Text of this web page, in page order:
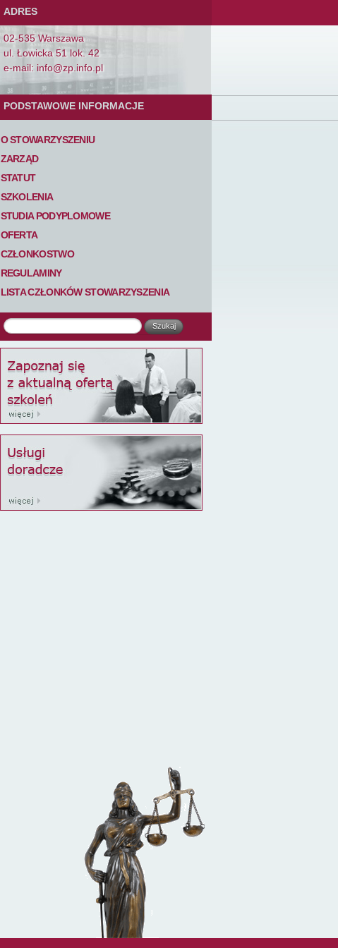
ADRES
02-535 Warszawa
ul. Łowicka 51 lok. 42
e-mail: info@zp.info.pl
PODSTAWOWE INFORMACJE
O STOWARZYSZENIU
ZARZĄD
STATUT
SZKOLENIA
STUDIA PODYPLOMOWE
OFERTA
CZŁONKOSTWO
REGULAMINY
LISTA CZŁONKÓW STOWARZYSZENIA